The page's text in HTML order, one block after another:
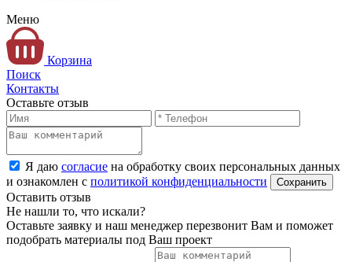
Меню
Корзина
Поиск
Контакты
Оставьте отзыв
Я даю согласие на обработку своих персональных данных
и ознакомлен с политикой конфиденциальности
Оставить отзыв
Не нашли то, что искали?
Оставьте заявку и наш менеджер перезвонит Вам и поможет
подобрать материалы под Ваш проект